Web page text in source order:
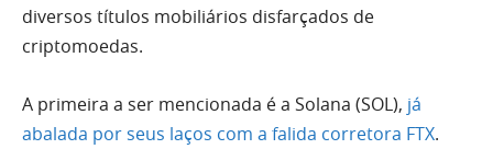
diversos títulos mobiliários disfarçados de
criptomoedas.
A primeira a ser mencionada é a Solana (SOL), já
abalada por seus laços com a falida corretora FTX.